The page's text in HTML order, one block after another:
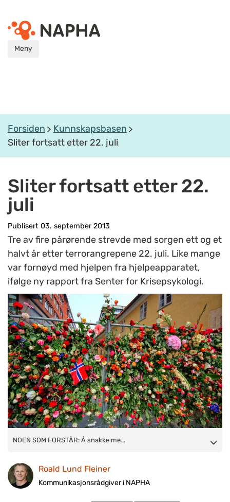
Meny
Forsiden
Kunnskapsbasen
Sliter fortsatt etter 22. juli
Sliter fortsatt etter 22.
juli
Publisert 03. september 2013
Tre av fire pårørende strevde med sorgen ett og et
halvt år etter terrorangrepene 22. juli. Like mange
var fornøyd med hjelpen fra hjelpeapparatet,
ifølge ny rapport fra Senter for Krisepsykologi.
NOEN SOM FORSTÅR: Å snakke med noen som forstår deres
å bearbeide sorgen ett og et halvt år etter terrorangrepene
22. juli 2011. Bildet er fra en minnesmarkering i Oslo. Foto:
NOEN SOM FORSTÅR: Å snakke me...
Roald Lund Fleiner
Kommunikasjonsrådgiver i NAPHA